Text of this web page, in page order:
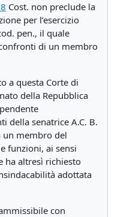
Cost. non preclude la
per l’esercizio
pen., il quale
di un membro
a questa Corte di
della Repubblica
della senatrice A.C. B.
un membro del
funzioni, ai sensi
ha altresì richiesto
adottata
con